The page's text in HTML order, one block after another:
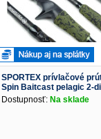
SPORTEX prívlačové
Spin Baitcast pelagic 2-
Dostupnosť: Na sklade